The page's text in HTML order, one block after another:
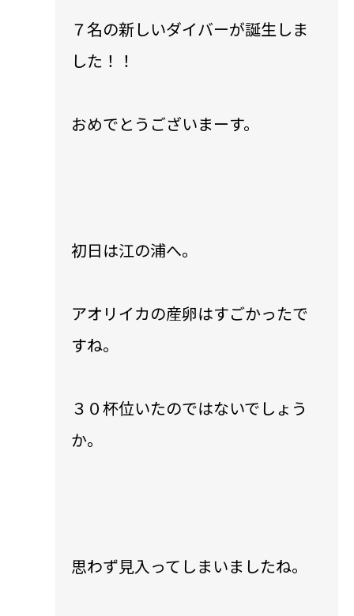
７名の新しいダイバーが誕生しま
した！！
おめでとうございまーす。
初日は江の浦へ。
アオリイカの産卵はすごかったで
すね。
３０杯位いたのではないでしょう
か。
思わず見入ってしまいましたね。